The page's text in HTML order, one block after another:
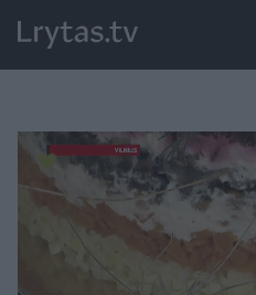
Paremkite Ukrainą